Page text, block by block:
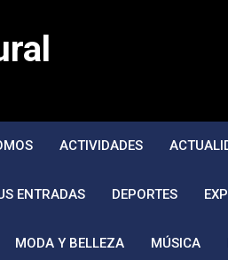
ACTIVIDADES
ENTRADAS DEPORTES
MODA Y BELLEZA MÚSICA